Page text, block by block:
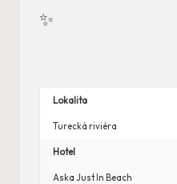
✨
Lokalita
Turecká riviéra
Hotel
Aska Just In Beach